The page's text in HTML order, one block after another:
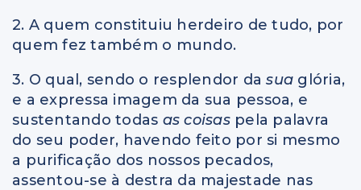
2. A quem constituiu herdeiro de tudo, por
quem fez também o mundo.
3. O qual, sendo o resplendor dasua glória,
e a expressa imagem da sua pessoa, e
sustentando todas as coisas pela palavra
do seu poder, havendo feito por si mesmo
a purificação dos nossos pecados,
assentou-se à destra da majestade nas